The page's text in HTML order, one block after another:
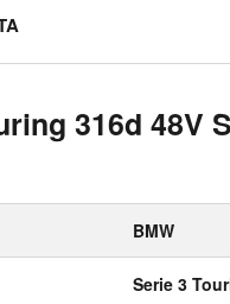
48V Sport: scheda
BMW
Serie 3